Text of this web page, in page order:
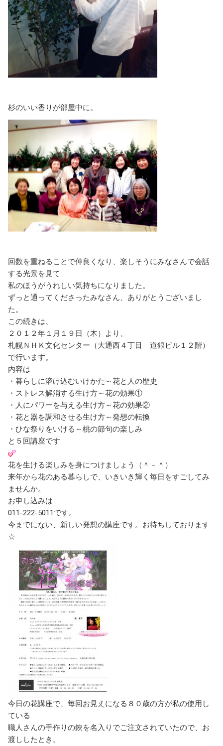
杉のいい香りが部屋中に。
回数を重ねることで仲良くなり、楽しそうにみなさんで会話
する光景を見て
私のほうがうれしい気持ちになりました。
ずっと通ってくださったみなさん、ありがとうございまし
た。
この続きは、
２０１２年１月１９日（木）より、
札幌ＮＨＫ文化センター（大通西４丁目 道銀ビル１２階）
で行います。
内容は
・暮らしに溶け込むいけかた～花と人の歴史
・ストレス解消する生け方～花の効果①
・人にパワーを与える生け方～花の効果②
・花と器を調和させる生け方～発想の転換
・ひな祭りをいける～桃の節句の楽しみ
と５回講座です
花を生ける楽しみを身につけましょう（＾－＾）
来年から花のある暮らしで、いきいき輝く毎日をすごしてみ
ませんか。
お申し込みは
011-222-5011です。
今までにない、新しい発想の講座です。お待ちしております
☆
今日の花講座で、毎回お見えになる８０歳の方が私の使用し
ている
職人さんの手作りの鋏を名入りでご注文されていたので、お
渡ししたとき。